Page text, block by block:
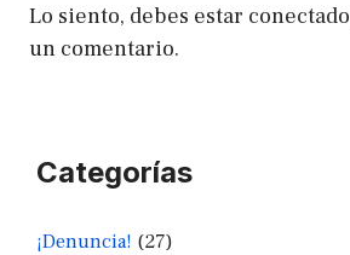
Lo siento, debes estar conectado
un comentario.
Categorías
¡Denuncia! (27)